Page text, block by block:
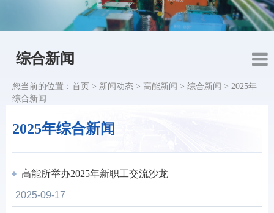
综合新闻
2025年综合新闻
您当前的位置： 首页 > 新闻动态 > 高能新闻 > 综合新闻 > 2025年
综合新闻
高能所举办2025年新职工交流沙龙
2025-09-17